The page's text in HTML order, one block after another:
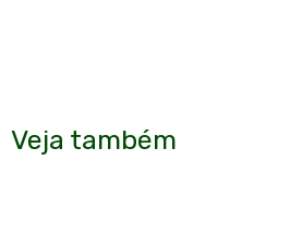
Veja também